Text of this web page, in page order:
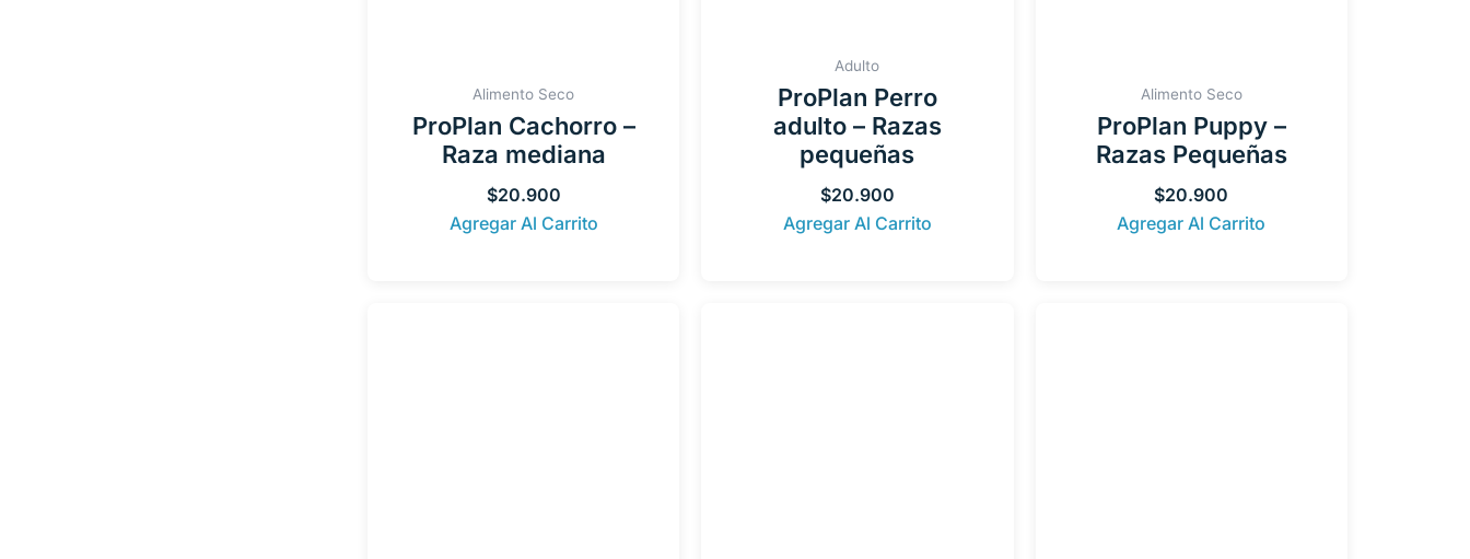
Alimento Seco
ProPlan Cachorro –
Raza mediana
$20.900
Agregar Al Carrito
Adulto
ProPlan Perro
adulto – Razas
pequeñas
$20.900
Agregar Al Carrito
Alimento Seco
ProPlan Puppy –
Razas Pequeñas
$20.900
Agregar Al Carrito